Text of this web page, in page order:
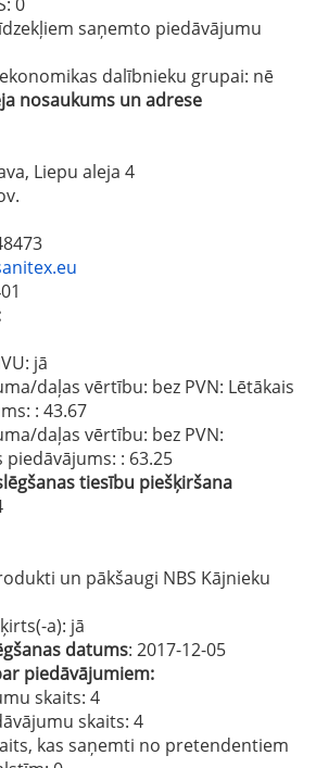
saņemto piedāvājumu
dalībnieku grupai: nē
nosaukums un adrese
Liepu aleja 4
jā
daļas vērtību: bez PVN: Lētākais
: 43.67
daļas vērtību: bez PVN:
piedāvājums: : 63.25
tiesību piešķiršana
un pākšaugi NBS Kājnieku
a): jā
datums: 2017-12-05
piedāvājumiem:
skaits: 4
skaits: 4
kas saņemti no pretendentiem